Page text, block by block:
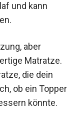
und kann
aber
Matratze.
die dein
ob ein Topper
könnte.